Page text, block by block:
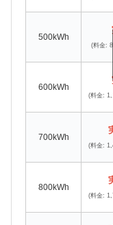
500kWh
(料金:
600kWh
(料金:
700kWh
(料金:
800kWh
(料金: